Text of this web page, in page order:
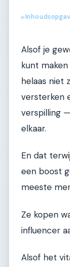
▶
Alsof je
kunt
helaas niet
versterken
verspilling
elkaar.
En dat
een boost
meeste
Ze kopen
influencer
Alsof het